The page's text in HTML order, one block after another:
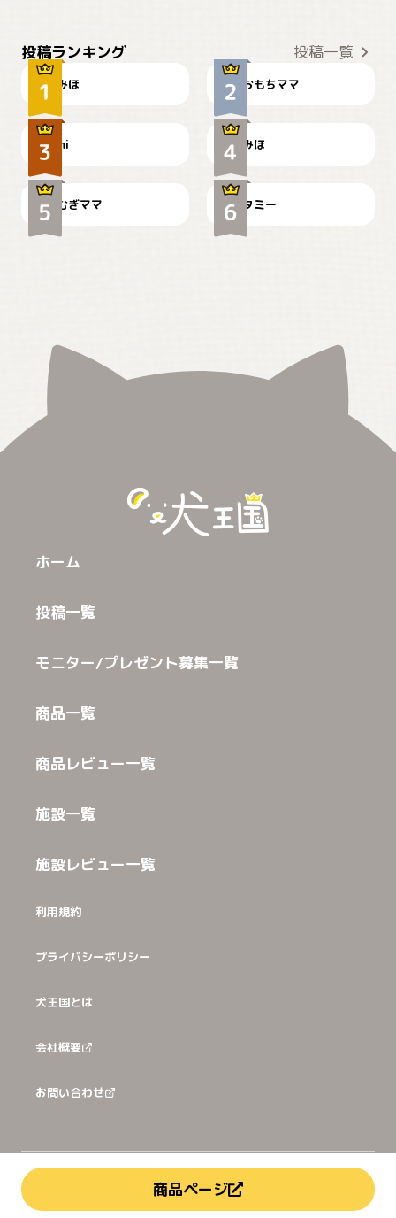
投稿ランキング 投稿一覧
みほ おもちママ
可愛い？
mi
見てるぞぉ
みほ
🌻とむぎ！
むぎママ
ドーベルマンのお友達邸に
て
タミー
商品ページ
ホーム
投稿一覧
モニター/プレゼント募集一覧
商品一覧
商品レビュー一覧
施設一覧
施設レビュー一覧
利用規約
プライバシーポリシー
犬王国とは
会社概要
お問い合わせ
2026犬猫王国株式会社